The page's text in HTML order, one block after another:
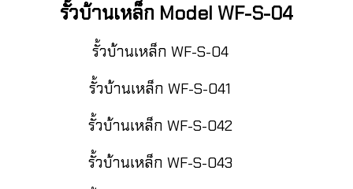
รั้วบ้านเหล็ก Model WF-S-04
รั้วบ้านเหล็ก WF-S-04
รั้วบ้านเหล็ก WF-S-041
รั้วบ้านเหล็ก WF-S-042
รั้วบ้านเหล็ก WF-S-043